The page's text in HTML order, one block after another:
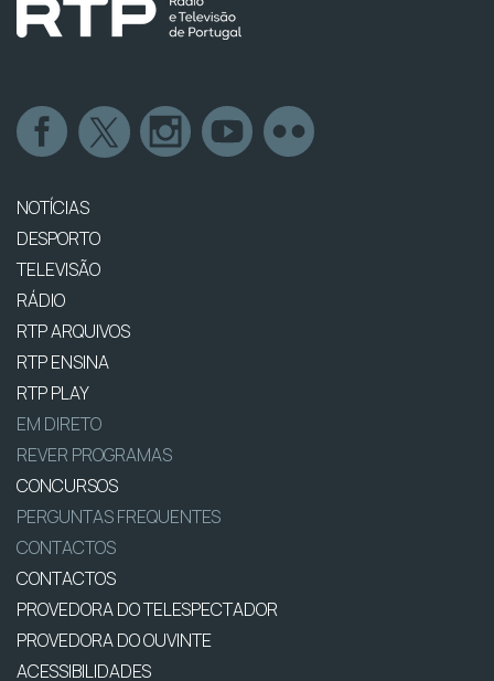
NOTÍCIAS
DESPORTO
TELEVISÃO
RÁDIO
RTP ARQUIVOS
RTP ENSINA
RTP PLAY
EM DIRETO
REVER PROGRAMAS
CONCURSOS
PERGUNTAS FREQUENTES
CONTACTOS
CONTACTOS
PROVEDORA DO TELESPECTADOR
PROVEDORA DO OUVINTE
ACESSIBILIDADES